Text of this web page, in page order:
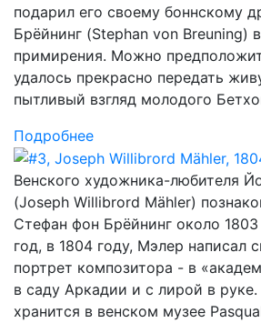
подарил его своему боннскому
Брёйнинг (Stephan von Breuning)
примирения. Можно
удалось прекрасно передать
пытливый взгляд молодого
Подробнее
Венского художника-любителя
(Joseph Willibrord Mähler)
Стефан фон Брёйнинг около
год, в 1804 году, Мэлер написал
портрет композитора - в
в саду Аркадии и с лирой в
хранится в венском музее